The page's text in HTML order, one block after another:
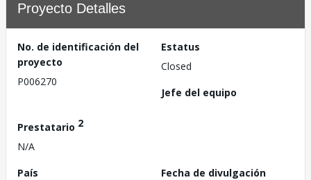
Proyecto Detalles
No. de identificación del
proyecto
P006270
Estatus
Closed
Jefe del equipo
Prestatario 2
N/A
País
Fecha de divulgación